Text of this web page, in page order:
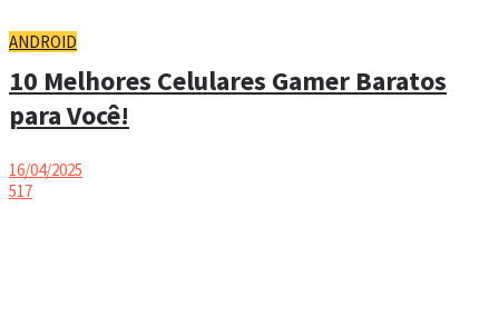
ANDROID
10 Melhores Celulares Gamer Baratos
para Você!
16/04/2025
517